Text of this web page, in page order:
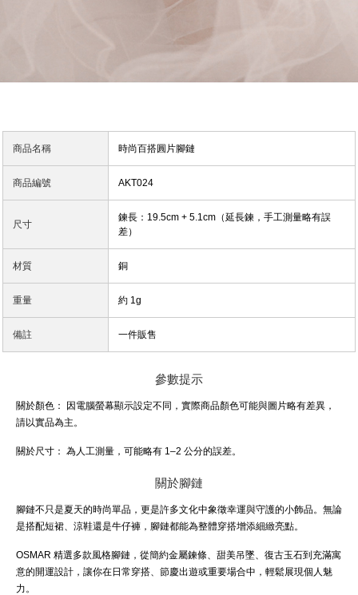
商品名稱 時尚百搭圓片腳鏈
商品編號 AKT024
尺寸
鍊長：19.5cm + 5.1cm（延長鍊，手工測量略有誤
差）
材質 銅
重量 約 1g
備註 一件販售
參數提示
關於顏色：
因電腦螢幕顯示設定不同，實際商品顏色可能與圖片略有差異，
請以實品為主。
關於尺寸： 為人工測量，可能略有 1–2 公分的誤差。
關於腳鏈
腳鏈不只是夏天的時尚單品，更是許多文化中象徵幸運與守護的小飾品。無論
是搭配短裙、涼鞋還是牛仔褲，腳鏈都能為整體穿搭增添細緻亮點。
OSMAR 精選多款風格腳鏈，從簡約金屬鍊條、甜美吊墜、復古玉石到充滿寓
意的開運設計，讓你在日常穿搭、節慶出遊或重要場合中，輕鬆展現個人魅
力。